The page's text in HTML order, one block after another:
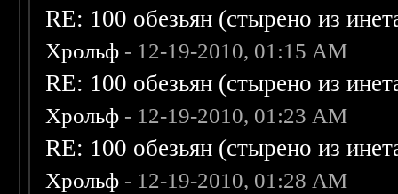
RE: 100 обезьян (стырено из
Хрольф - 12-19-2010, 01:15 AM
RE: 100 обезьян (стырено из
Хрольф - 12-19-2010, 01:23 AM
RE: 100 обезьян (стырено из
Хрольф - 12-19-2010, 01:28 AM